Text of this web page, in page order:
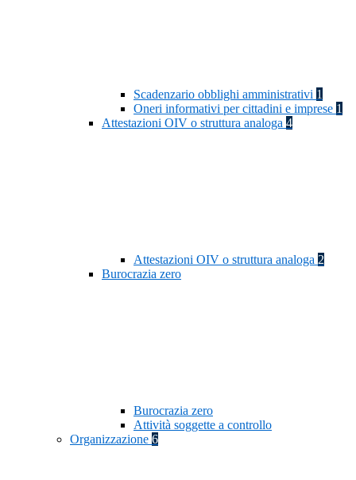
Scadenzario obblighi amministrativi 1
Oneri informativi per cittadini e imprese 1
Attestazioni OIV o struttura analoga 4
Attestazioni OIV o struttura analoga 2
Burocrazia zero
Burocrazia zero
Attività soggette a controllo
Organizzazione 6